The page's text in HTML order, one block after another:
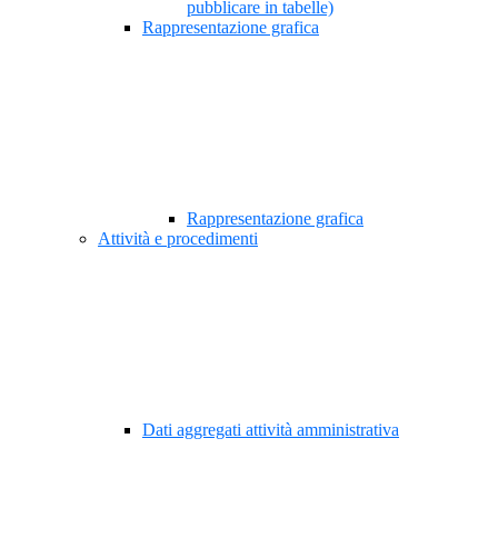
pubblicare in tabelle)
Rappresentazione grafica
Rappresentazione grafica
Attività e procedimenti
Dati aggregati attività amministrativa